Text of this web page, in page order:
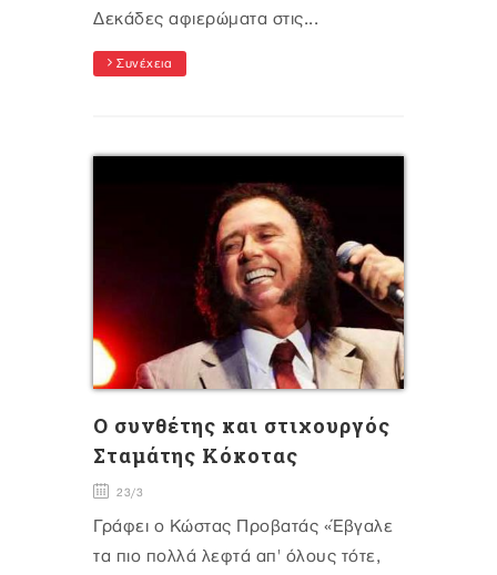
Δεκάδες αφιερώματα στις...
Συνέχεια
Ο συνθέτης και στιχουργός
Σταμάτης Κόκοτας
23/3
Γράφει ο Κώστας Προβατάς «Έβγαλε
τα πιο πολλά λεφτά απ' όλους τότε,